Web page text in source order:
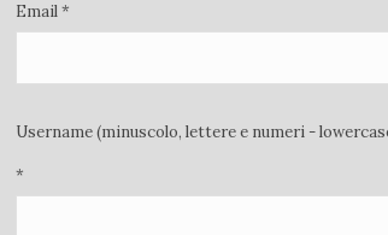
Email *
Username (minuscolo, lettere e numeri -
*